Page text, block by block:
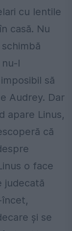
cu lentile
casă. Nu
l
să
Audrey. Dar
apare Linus,
că
o face
judecată
şi se